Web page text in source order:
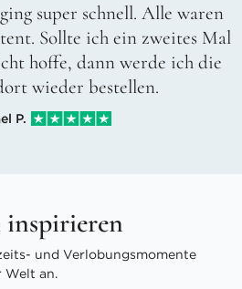
super schnell. Alle waren
Sollte ich ein zweites Mal
hoffe, dann werde ich die
wieder bestellen.
P.
inspirieren
und Verlobungsmomente
Welt an.